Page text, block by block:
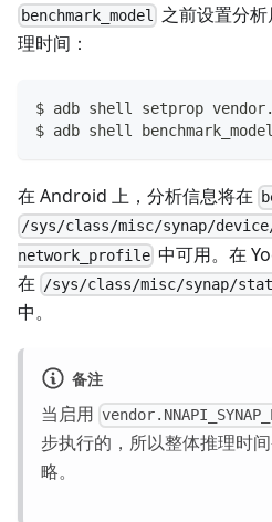
benchmark_model
之前设置分
理时间：
$ adb shell setprop
$ adb shell
在 Android 上，分析信息将在
/sys/class/misc/synap/
network_profile 中可用。在
在
/sys/class/misc/synap/
中。
备注
当启用
步执行的，所以整体推理时
略。